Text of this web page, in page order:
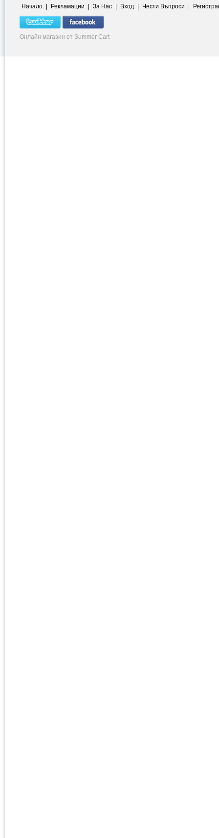
Начало | Рекламации | За Нас | Вход | Чести Въпроси |
Онлайн магазин от Summer Cart